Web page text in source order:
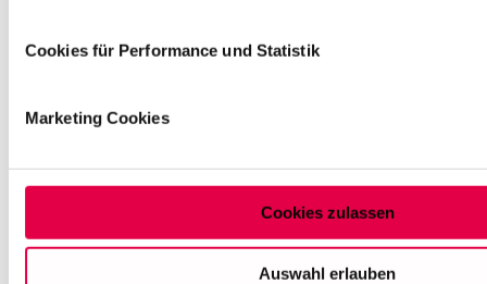
und legen Sie Ihre Präferenzen imAbschnitt Einzelheiten
personalisieren, zu verbessern und wirtschaftlich zu
Auswahl können Sie jederzeit ändern oder Ihre Einwilligung
Sie am Ende der Seite auf "Cookie-Einstellungen" klicken.
Informationen finden Sie in unseren
Cookies für Performance und Statistik
Marketing Cookies
Cookies zulassen
Auswahl erlauben
Firmenwagen Flexible Arbeitszeiten
Gesundheits- / Sport-